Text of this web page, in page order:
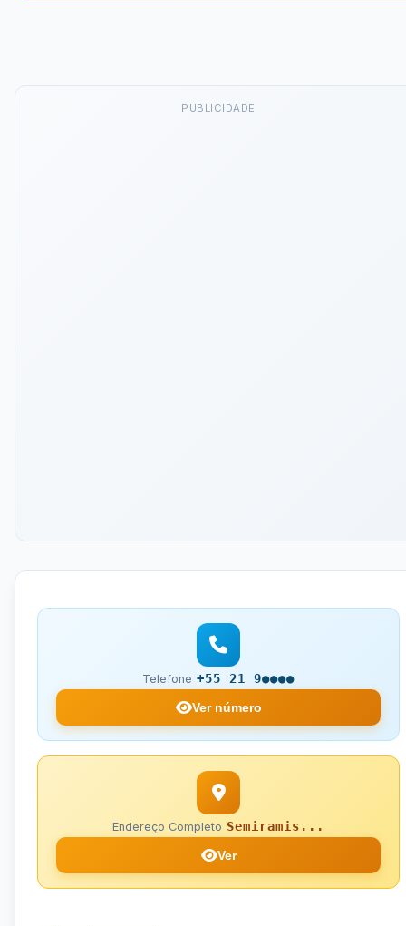
PUBLICIDADE
Telefone +55 21 9●●●●
Ver número
Endereço Completo Semiramis...
Ver